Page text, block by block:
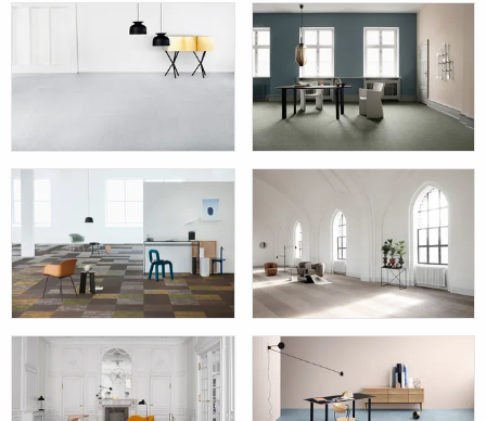
Bolon By You Artisan
Create Elements